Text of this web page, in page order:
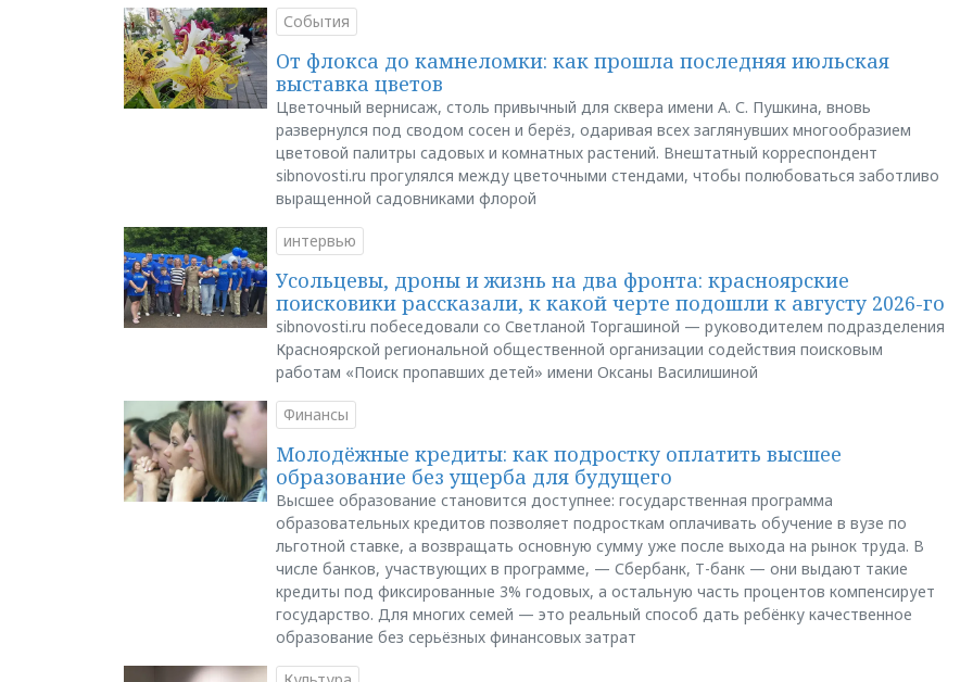
События
От флокса до камнеломки: как прошла последняя июльская
выставка цветов
Цветочный вернисаж, столь привычный для сквера имени А. С. Пушкина, вновь
развернулся под сводом сосен и берёз, одаривая всех заглянувших многообразием
цветовой палитры садовых и комнатных растений. Внештатный корреспондент
sibnovosti.ru прогулялся между цветочными стендами, чтобы полюбоваться заботливо
выращенной садовниками флорой
интервью
Усольцевы, дроны и жизнь на два фронта: красноярские
поисковики рассказали, к какой черте подошли к августу 2026-го
sibnovosti.ru побеседовали со Светланой Торгашиной — руководителем подразделения
Красноярской региональной общественной организации содействия поисковым
работам «Поиск пропавших детей» имени Оксаны Василишиной
Финансы
Молодёжные кредиты: как подростку оплатить высшее
образование без ущерба для будущего
Высшее образование становится доступнее: государственная программа
образовательных кредитов позволяет подросткам оплачивать обучение в вузе по
льготной ставке, а возвращать основную сумму уже после выхода на рынок труда. В
числе банков, участвующих в программе, — Сбербанк, Т-банк — они выдают такие
кредиты под фиксированные 3% годовых, а остальную часть процентов компенсирует
государство. Для многих семей — это реальный способ дать ребёнку качественное
образование без серьёзных финансовых затрат